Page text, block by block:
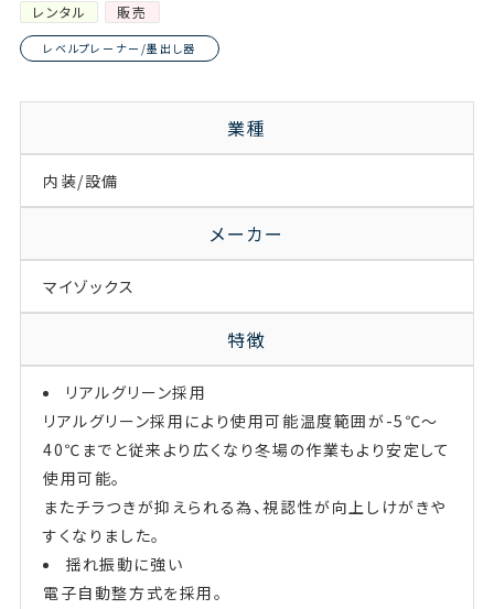
レンタル 販売
レベルプレーナー/墨出し器
業種
内装/設備
メーカー
マイゾックス
特徴
リアルグリーン採用
リアルグリーン採用により使用可能温度範囲が-5℃～
40℃までと従来より広くなり冬場の作業もより安定して
使用可能。
またチラつきが抑えられる為、視認性が向上しけがきや
すくなりました。
揺れ振動に強い
電子自動整方式を採用。